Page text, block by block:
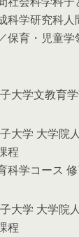
科学研究科
育・児童学
大学文教育
大学 大学院
程
科学コース
大学 大学院
程